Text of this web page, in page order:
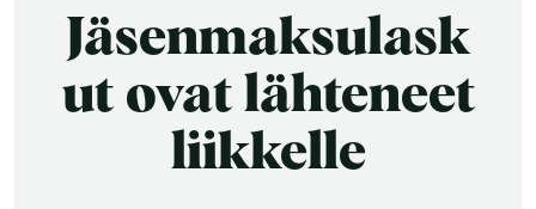
KATSO TARKEMMAT AUKIOLOAJAT
JÄSENSIVUT
HAE
Jäsenmaksulask
ut ovat lähteneet
liikkelle